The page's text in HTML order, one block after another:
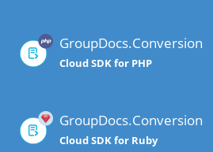
GroupDocs.Conversion
Cloud SDK for PHP
GroupDocs.Conversion
Cloud SDK for Ruby